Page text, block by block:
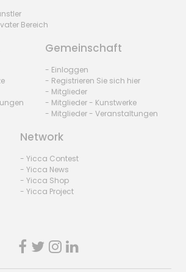
Bereich
Gemeinschaft
- Einloggen
- Registrieren Sie sich hier
- Mitglieder
- Mitglieder - Kunstwerke
- Mitglieder - Veranstaltungen
Network
- Yicca Contest
- Yicca News
- Yicca Shop
- Yicca Project